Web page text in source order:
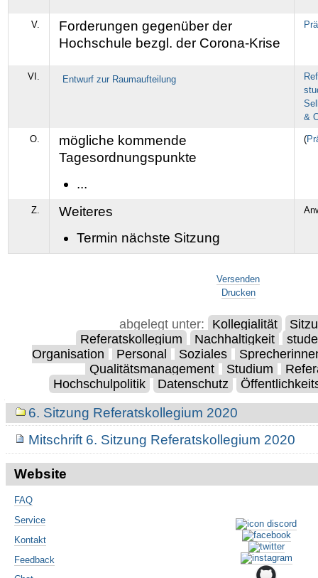
V.
Forderungen gegenüber der
Hochschule bezgl. der Corona-Krise
VI. Entwurf zur Raumaufteilung
&
O.
mögliche kommende
Tagesordnungspunkte
...
(
Z.
Weiteres
Termin nächste Sitzung
Versenden
Drucken
abgelegt unter: Kollegialität
Referatskollegium
Nachhaltigkeit
Organisation
Personal Soziales
Qualitätsmanagement
Studium
Hochschulpolitik
Datenschutz
Navigation6. Sitzung Referatskollegium 2020
Mitschrift 6. Sitzung Referatskollegium 2020
Website
FAQ
Service
Kontakt
Feedback